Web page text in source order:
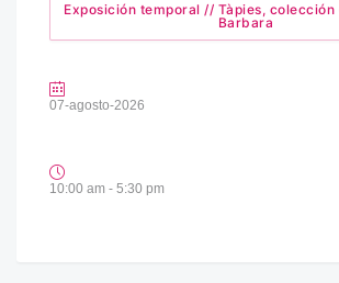
Exposición temporal // Tàpies,
Barbara
07-agosto-2026
10:00 am - 5:30 pm